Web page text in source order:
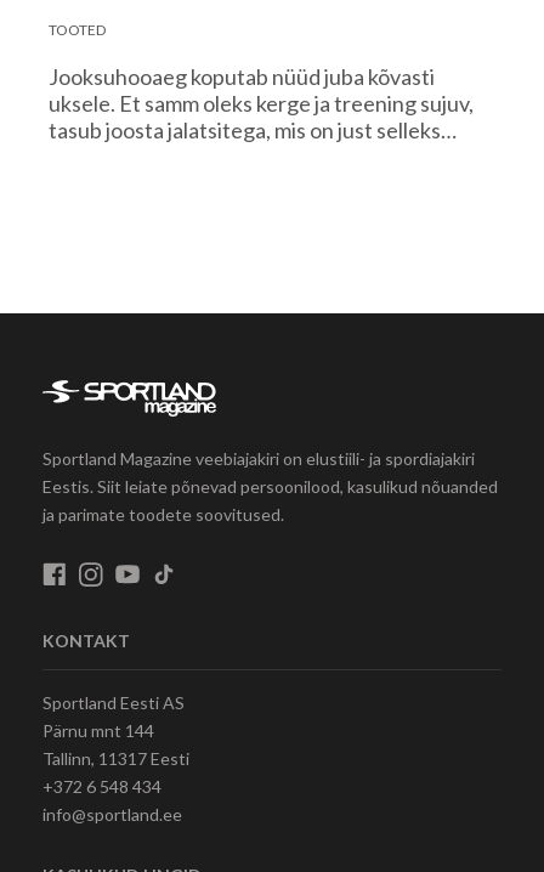
TOOTED
Jooksuhooaeg koputab nüüd juba kõvasti
uksele. Et samm oleks kerge ja treening sujuv,
tasub joosta jalatsitega, mis on just selleks…
Sportland Magazine veebiajakiri on elustiili- ja spordiajakiri
Eestis. Siit leiate põnevad persoonilood, kasulikud nõuanded
ja parimate toodete soovitused.
KONTAKT
Sportland Eesti AS
Pärnu mnt 144
Tallinn, 11317 Eesti
+372 6 548 434
info@sportland.ee